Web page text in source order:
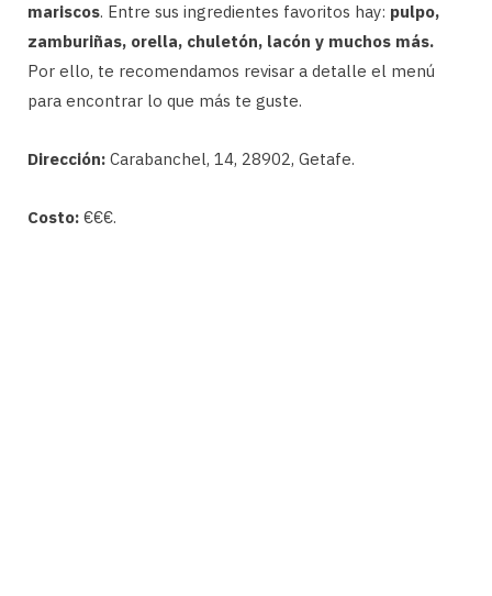
mariscos. Entre sus ingredientes favoritos hay: pulpo,
zamburiñas, orella, chuletón, lacón y muchos más.
Por ello, te recomendamos revisar a detalle el menú
para encontrar lo que más te guste.
Dirección: Carabanchel, 14, 28902, Getafe.
Costo: €€€.